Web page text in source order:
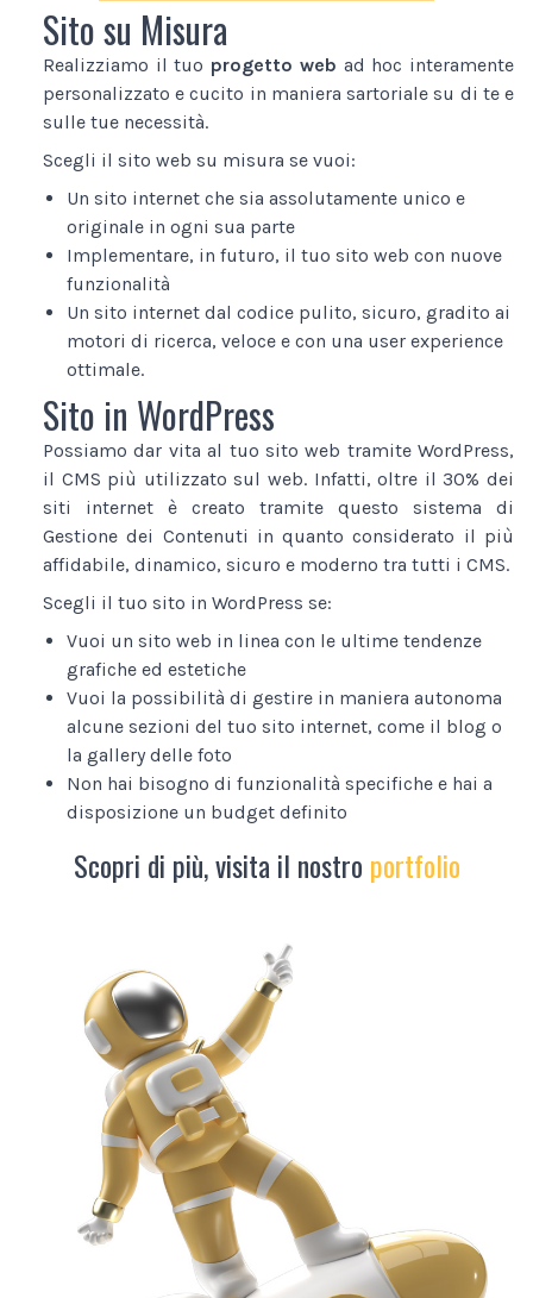
Sito su Misura
Realizziamo il tuo progetto web ad hoc interamente
personalizzato e cucito in maniera sartoriale su di te e
sulle tue necessità.
Scegli il sito web su misura se vuoi:
Un sito internet che sia assolutamente unico e
originale in ogni sua parte
Implementare, in futuro, il tuo sito web con nuove
funzionalità
Un sito internet dal codice pulito, sicuro, gradito ai
motori di ricerca, veloce e con una user experience
ottimale.
Sito in WordPress
Possiamo dar vita al tuo sito web tramite WordPress,
il CMS più utilizzato sul web. Infatti, oltre il 30% dei
siti internet è creato tramite questo sistema di
Gestione dei Contenuti in quanto considerato il più
affidabile, dinamico, sicuro e moderno tra tutti i CMS.
Scegli il tuo sito in WordPress se:
Vuoi un sito web in linea con le ultime tendenze
grafiche ed estetiche
Vuoi la possibilità di gestire in maniera autonoma
alcune sezioni del tuo sito internet, come il blog o
la gallery delle foto
Non hai bisogno di funzionalità specifiche e hai a
disposizione un budget definito
Scopri di più, visita il nostro portfolio